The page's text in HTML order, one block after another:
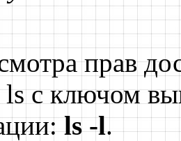
прав
lsс ключом
ls -l.